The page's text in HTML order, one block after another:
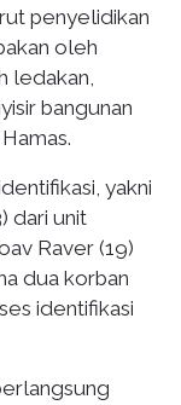
penyelidikan
oleh
ledakan,
bangunan
yakni
dari unit
Raver (19)
dua korban
identifikasi